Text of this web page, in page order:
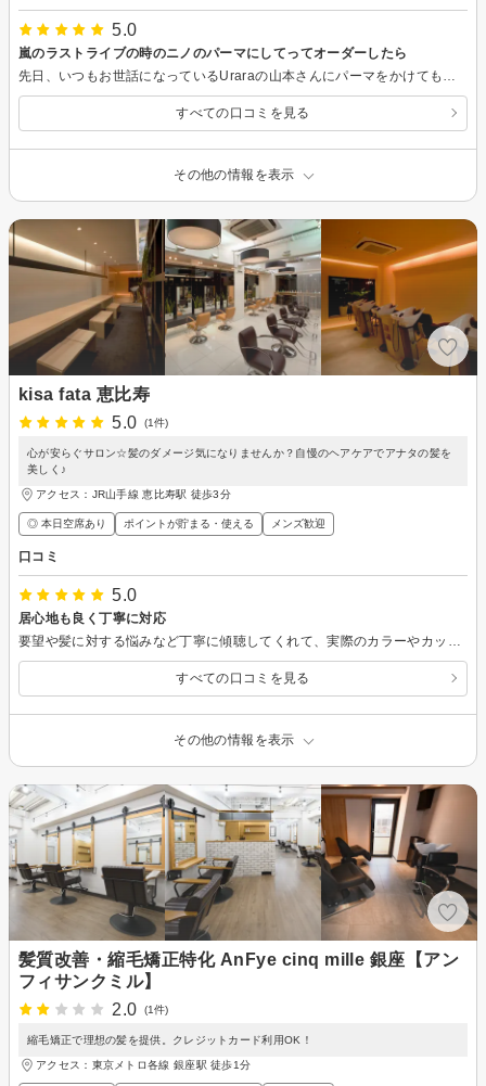
5.0
嵐のラストライブの時のニノのパーマにしてってオーダーしたら
すべての口コミを見る
その他の情報を表示
kisa fata 恵比寿
5.0
(1件)
心が安らぐサロン☆髪のダメージ気になりませんか？自慢のヘアケアでアナタの髪を
美しく♪
アクセス：JR山手線 恵比寿駅 徒歩3分
◎ 本日空席あり ポイントが貯まる・使える メンズ歓迎
口コミ
5.0
居心地も良く丁寧に対応
すべての口コミを見る
その他の情報を表示
髪質改善・縮毛矯正特化 AnFye cinq mille 銀座【アン
フィサンクミル】
2.0
(1件)
縮毛矯正で理想の髪を提供。クレジットカード利用OK！
アクセス：東京メトロ各線 銀座駅 徒歩1分